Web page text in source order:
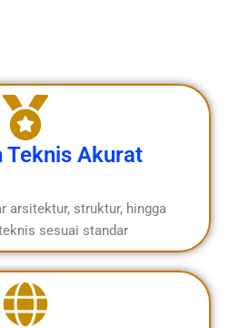
Teknis Akurat
arsitektur, struktur, hingga
sesuai standar